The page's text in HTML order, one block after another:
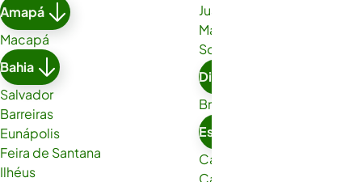
Amapá
Macapá
Bahia
Salvador
Barreiras
Eunápolis
Feira de Santana
Ilhéus
Juazeiro do Norte
Maracanaú
Sobral
Distrito Federal
Brasília
Espírito Santo
Cachoeiro de Itapemirim
Cariacica